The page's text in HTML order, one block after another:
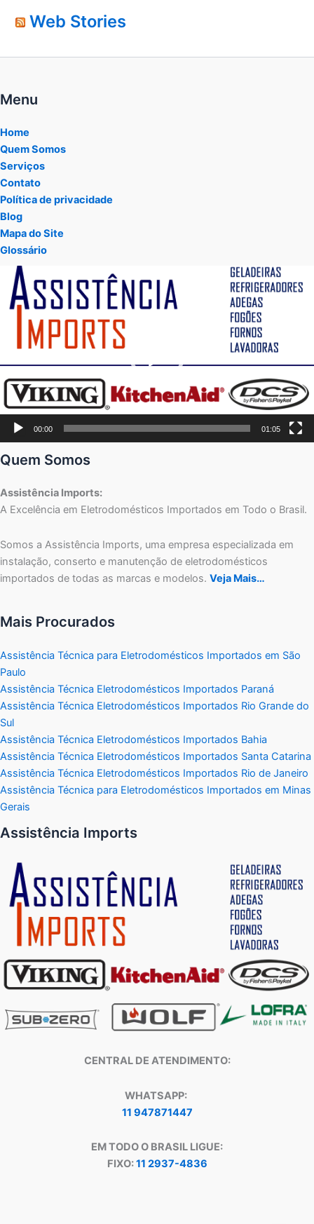
Web Stories
Menu
Home
Quem Somos
Serviços
Contato
Política de privacidade
Blog
Mapa do Site
Glossário
Tocador
vídeo
00:00 01:05
Quem Somos
Assistência Imports:
A Excelência em Eletrodomésticos Importados em Todo o Brasil.
Somos a Assistência Imports, uma empresa especializada em
instalação, conserto e manutenção de eletrodomésticos
importados de todas as marcas e modelos. Veja Mais…
Mais Procurados
Assistência Técnica para Eletrodomésticos Importados em São
Paulo
Assistência Técnica Eletrodomésticos Importados Paraná
Assistência Técnica Eletrodomésticos Importados Rio Grande do
Sul
Assistência Técnica Eletrodomésticos Importados Bahia
Assistência Técnica Eletrodomésticos Importados Santa Catarina
Assistência Técnica Eletrodomésticos Importados Rio de Janeiro
Assistência Técnica para Eletrodomésticos Importados em Minas
Gerais
Assistência Imports
CENTRAL DE ATENDIMENTO:
WHATSAPP:
11 947871447
EM TODO O BRASIL LIGUE:
FIXO:11 2937-4836